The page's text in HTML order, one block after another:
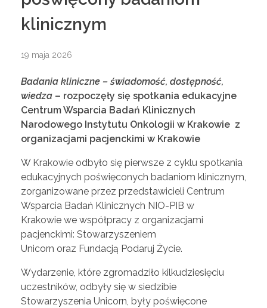
klinicznym
19 maja 2026
Badania kliniczne – świadomość, dostępność,
wiedza – rozpoczęły się spotkania edukacyjne
Centrum Wsparcia Badań Klinicznych
Narodowego Instytutu Onkologii w Krakowie z
organizacjami pacjenckimi w Krakowie
W Krakowie odbyło się pierwsze z cyklu spotkania
edukacyjnych poświęconych badaniom klinicznym,
zorganizowane przez przedstawicieli Centrum
Wsparcia Badań Klinicznych NIO-PIB w
Krakowie we współpracy z organizacjami
pacjenckimi: Stowarzyszeniem
Unicorn oraz Fundacją Podaruj Życie.
Wydarzenie, które zgromadziło kilkudziesięciu
uczestników, odbyły się w siedzibie
Stowarzyszenia Unicorn, były poświęcone